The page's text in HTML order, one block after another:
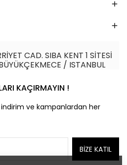
CAD. SIBA KENT 1 SİTESİ
/ ISTANBUL
KAÇIRMAYIN !
ve kampanlardan her
BİZE KATIL